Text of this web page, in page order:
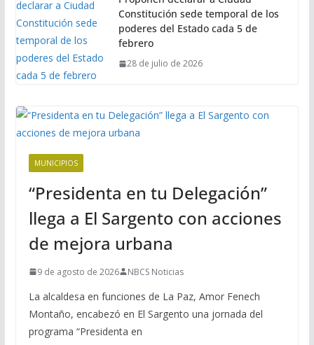
Constitución sede temporal de los
poderes del Estado cada 5 de
febrero
28 de julio de 2026
MUNICIPIOS
“Presidenta en tu Delegación”
llega a El Sargento con acciones
de mejora urbana
9 de agosto de 2026 NBCS Noticias
La alcaldesa en funciones de La Paz, Amor Fenech
Montaño, encabezó en El Sargento una jornada del
programa “Presidenta en